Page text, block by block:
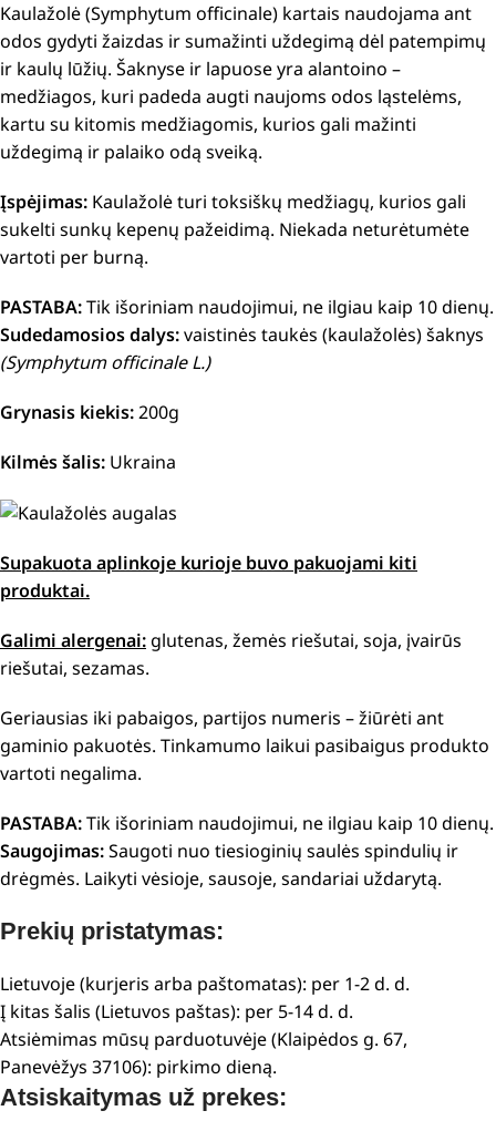
Kaulažolė (Symphytum officinale) kartais naudojama ant
odos gydyti žaizdas ir sumažinti uždegimą dėl patempimų
ir kaulų lūžių. Šaknyse ir lapuose yra alantoino –
medžiagos, kuri padeda augti naujoms odos ląstelėms,
kartu su kitomis medžiagomis, kurios gali mažinti
uždegimą ir palaiko odą sveiką.
Įspėjimas: Kaulažolė turi toksiškų medžiagų, kurios gali
sukelti sunkų kepenų pažeidimą. Niekada neturėtumėte
vartoti per burną.
PASTABA:Tik išoriniam naudojimui, ne ilgiau kaip 10 dienų.
Sudedamosios dalys:vaistinės taukės (kaulažolės) šaknys
(Symphytum officinale L.)
Grynasis kiekis:200g
Kilmės šalis: Ukraina
Supakuota aplinkoje kurioje buvo pakuojami kiti
produktai.
Galimi alergenai: glutenas, žemės riešutai, soja, įvairūs
riešutai, sezamas.
Geriausias iki pabaigos, partijos numeris – žiūrėti ant
gaminio pakuotės. Tinkamumo laikui pasibaigus produkto
vartoti negalima.
PASTABA:Tik išoriniam naudojimui, ne ilgiau kaip 10 dienų.
Saugojimas:Saugoti nuo tiesioginių saulės spindulių ir
drėgmės. Laikyti vėsioje, sausoje, sandariai uždarytą.
Prekių pristatymas:
Lietuvoje (kurjeris arba paštomatas): per 1-2 d. d.
Į kitas šalis (Lietuvos paštas): per 5-14 d. d.
Atsiėmimas mūsų parduotuvėje (Klaipėdos g. 67,
Panevėžys 37106): pirkimo dieną.
Atsiskaitymas už prekes: